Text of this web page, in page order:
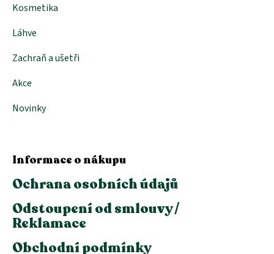
Kosmetika
Láhve
Zachraň a ušetři
Akce
Novinky
Informace o nákupu
Ochrana osobních údajů
Odstoupení od smlouvy /
Reklamace
Obchodní podmínky